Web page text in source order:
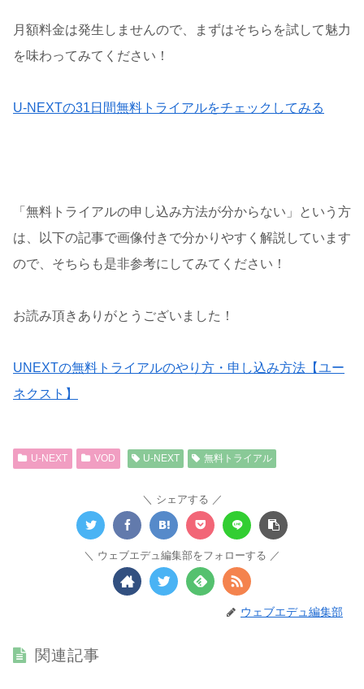
月額料金は発生しませんので、まずはそちらを試して魅力
を味わってみてください！
U-NEXTの31日間無料トライアルをチェックしてみる
「無料トライアルの申し込み方法が分からない」という方
は、以下の記事で画像付きで分かりやすく解説しています
ので、そちらも是非参考にしてみてください！
お読み頂きありがとうございました！
UNEXTの無料トライアルのやり方・申し込み方法【ユー
ネクスト】
U-NEXT VOD U-NEXT 無料トライアル
シェアする
ウェブエデュ編集部をフォローする
ウェブエデュ編集部
関連記事